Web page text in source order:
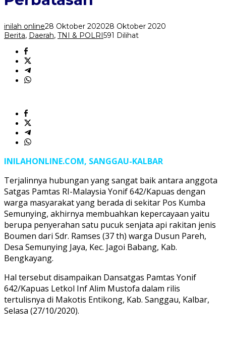
Warga
inilah online28 Oktober 202028 Oktober 2020
Berita, Daerah, TNI & POLRI591 Dilihat
INILAHONLINE.COM, SANGGAU-KALBAR
Terjalinnya hubungan yang sangat baik antara anggota
Satgas Pamtas RI-Malaysia Yonif 642/Kapuas dengan
warga masyarakat yang berada di sekitar Pos Kumba
Semunying, akhirnya membuahkan kepercayaan yaitu
berupa penyerahan satu pucuk senjata api rakitan jenis
Boumen dari Sdr. Ramses (37 th) warga Dusun Pareh,
Desa Semunying Jaya, Kec. Jagoi Babang, Kab.
Bengkayang.
Hal tersebut disampaikan Dansatgas Pamtas Yonif
642/Kapuas Letkol Inf Alim Mustofa dalam rilis
tertulisnya di Makotis Entikong, Kab. Sanggau, Kalbar,
Selasa (27/10/2020).